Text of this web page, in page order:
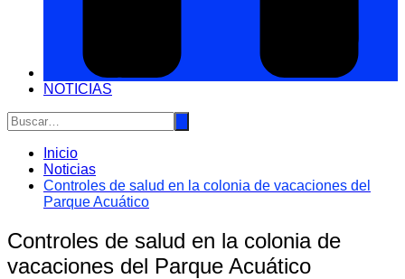
NOTICIAS
Inicio
Noticias
Controles de salud en la colonia de vacaciones del
Parque Acuático
Controles de salud en la colonia de
vacaciones del Parque Acuático